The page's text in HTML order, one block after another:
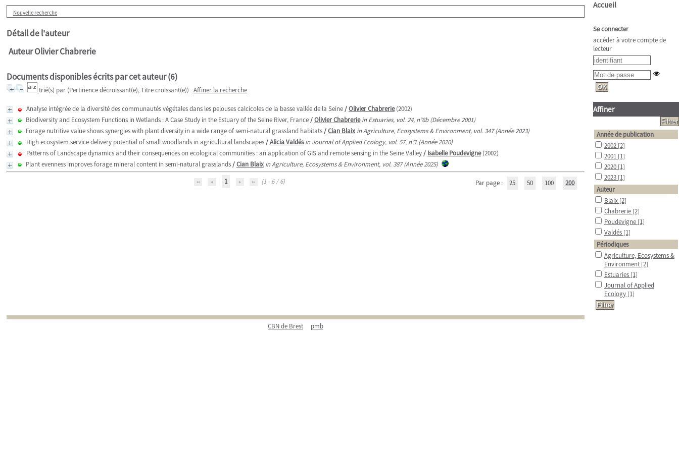
Nouvelle recherche
Détail de l'auteur
Auteur Olivier Chabrerie
Documents disponibles écrits par cet auteur (6)
trié(s) par (Pertinence décroissant(e), Titre croissant(e)) Affiner la recherche
Analyse intégrée de la diversité des communautés végétales dans les pelouses calcicoles de la basse vallée de la Seine/Olivier Chabrerie(2002)
Biodiversity and Ecosystem Functions in Wetlands : A Case Study in the Estuary of the Seine River, France/Olivier Chabrerie in Estuaries, vol. 24, n°6b (Décembre 2001)
Forage nutritive value shows synergies with plant diversity in a wide range of semi-natural grassland habitats/Cian Blaix in Agriculture, Ecosystems & Environment, vol. 347 (Année 2023)
High ecosystem service delivery potential of small woodlands in agricultural landscapes/Alicia Valdés in Journal of Applied Ecology, vol. 57, n°1 (Année 2020)
Patterns of Landscape dynamics and their consequences on ecological communities : an application of GIS and remote sensing in the Seine Valley/ Isabelle Poudevigne(2002)
Plant evenness improves forage mineral content in semi-natural grasslands/Cian Blaix in Agriculture, Ecosystems & Environment, vol. 387 (Année 2025)
1
(1 - 6 / 6) Par page : 25 50 100 200
CBN de Brest pmb
Accueil
Se connecter
accéder à votre compte de
lecteur
Affiner
Année de publication
2002 [2]
2001 [1]
2020 [1]
2023 [1]
Auteur
Blaix [2]
Chabrerie [2]
Poudevigne [1]
Valdés [1]
Périodiques
Agriculture, Ecosystems &
Environment [2]
Estuaries [1]
Journal of Applied
Ecology [1]